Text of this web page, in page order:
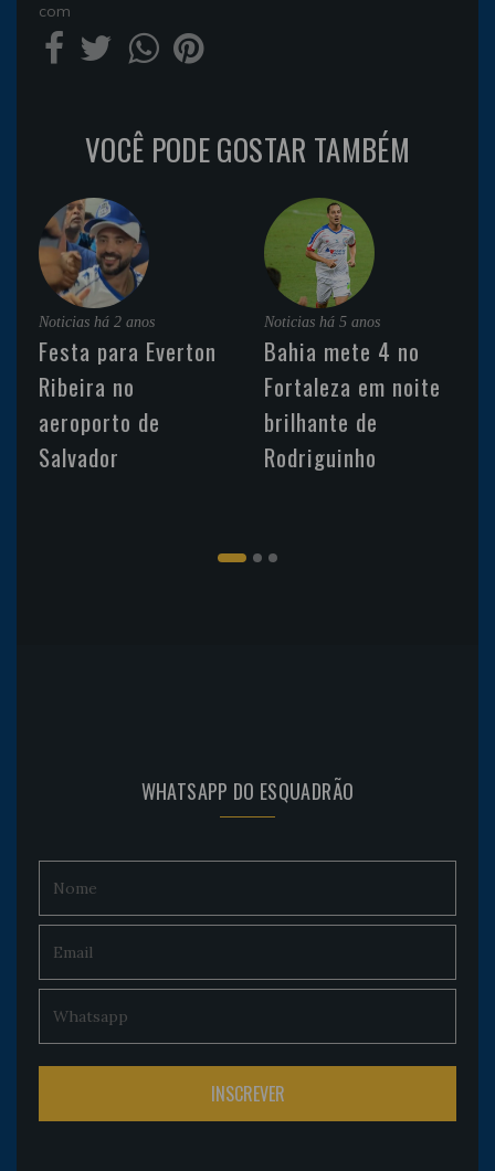
com
VOCÊ PODE GOSTAR TAMBÉM
Noticias há 2 anos
Festa para Everton
Ribeira no
aeroporto de
Salvador
Noticias há 5 anos
Bahia mete 4 no
Fortaleza em noite
brilhante de
Rodriguinho
WHATSAPP DO ESQUADRÃO